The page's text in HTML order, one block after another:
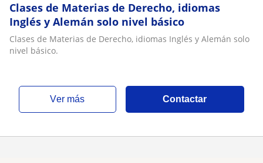
Clases de Materias de Derecho, idiomas
Inglés y Alemán solo nivel básico
Clases de Materias de Derecho, idiomas Inglés y Alemán solo
nivel básico.
ver más Contactar